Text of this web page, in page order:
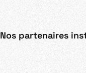
Nos partenaires